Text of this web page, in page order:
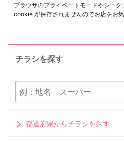
ブラウザのプライベートモードやシー
cookie が保存されませんのでお店をお
チラシを探す
都道府県からチラシを探す